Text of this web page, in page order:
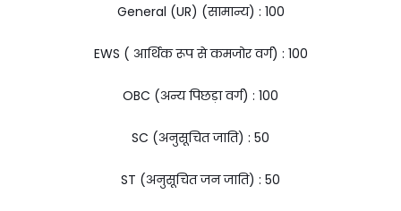
General (UR) (सामान्य) : ₹100
EWS ( आर्थिक रूप से कमजोर वर्ग) : ₹100
OBC (अन्य पिछड़ा वर्ग) : ₹100
SC (अनुसूचित जाति) : ₹50
ST (अनुसूचित जन जाति) : ₹50